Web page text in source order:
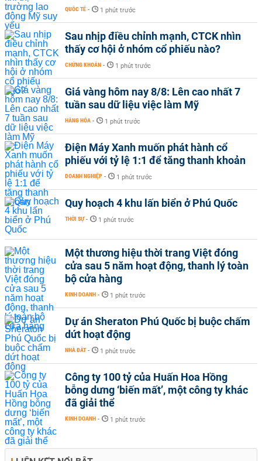
QUỐC TẾ - 1 phút trước
Sau nhịp điều chỉnh mạnh, CTCK nhìn
thấy cơ hội ở nhóm cổ phiếu nào?
CHỨNG KHOÁN - 1 phút trước
Giá vàng hôm nay 8/8: Lên cao nhất 7
tuần sau dữ liệu việc làm Mỹ
HÀNG HÓA - 1 phút trước
Điện Máy Xanh muốn phát hành cổ
phiếu với tỷ lệ 1:1 để tăng thanh khoản
DOANH NGHIỆP - 1 phút trước
Quy hoạch 4 khu lấn biển ở Phú Quốc
THỜI SỰ - 1 phút trước
Một thương hiệu thời trang Việt đóng
cửa sau 5 năm hoạt động, thanh lý toàn
bộ cửa hàng
KINH DOANH - 1 phút trước
Dự án Sheraton Phú Quốc bị buộc chấm
dứt hoạt động
NHÀ ĐẤT - 1 phút trước
Công ty 100 tỷ của Huấn Hoa Hồng
bỗng dưng ‘biến mất’, một công ty khác
đã giải thể
KINH DOANH - 1 phút trước